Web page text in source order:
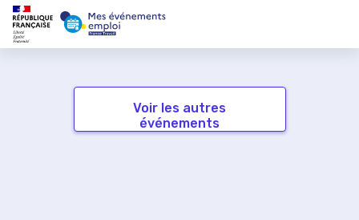
Voir les autres
événements